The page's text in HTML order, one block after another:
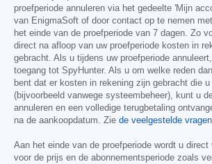
proefperiode annuleren via het gedeelte 'Mijn
van EnigmaSoft of door contact op te nemen
het einde van de proefperiode van 7 dagen. Zo
direct na afloop van uw proefperiode kosten in
gebracht. Als u tijdens uw proefperiode
toegang tot SpyHunter. Als u om welke reden
bent dat er kosten in rekening zijn gebracht die
(bijvoorbeeld vanwege systeembeheer), kunt u
annuleren en een volledige terugbetaling
na de aankoopdatum. Zie de veelgestelde vragen
Aan het einde van de proefperiode wordt u direct
voor de prijs en de abonnementsperiode zoals